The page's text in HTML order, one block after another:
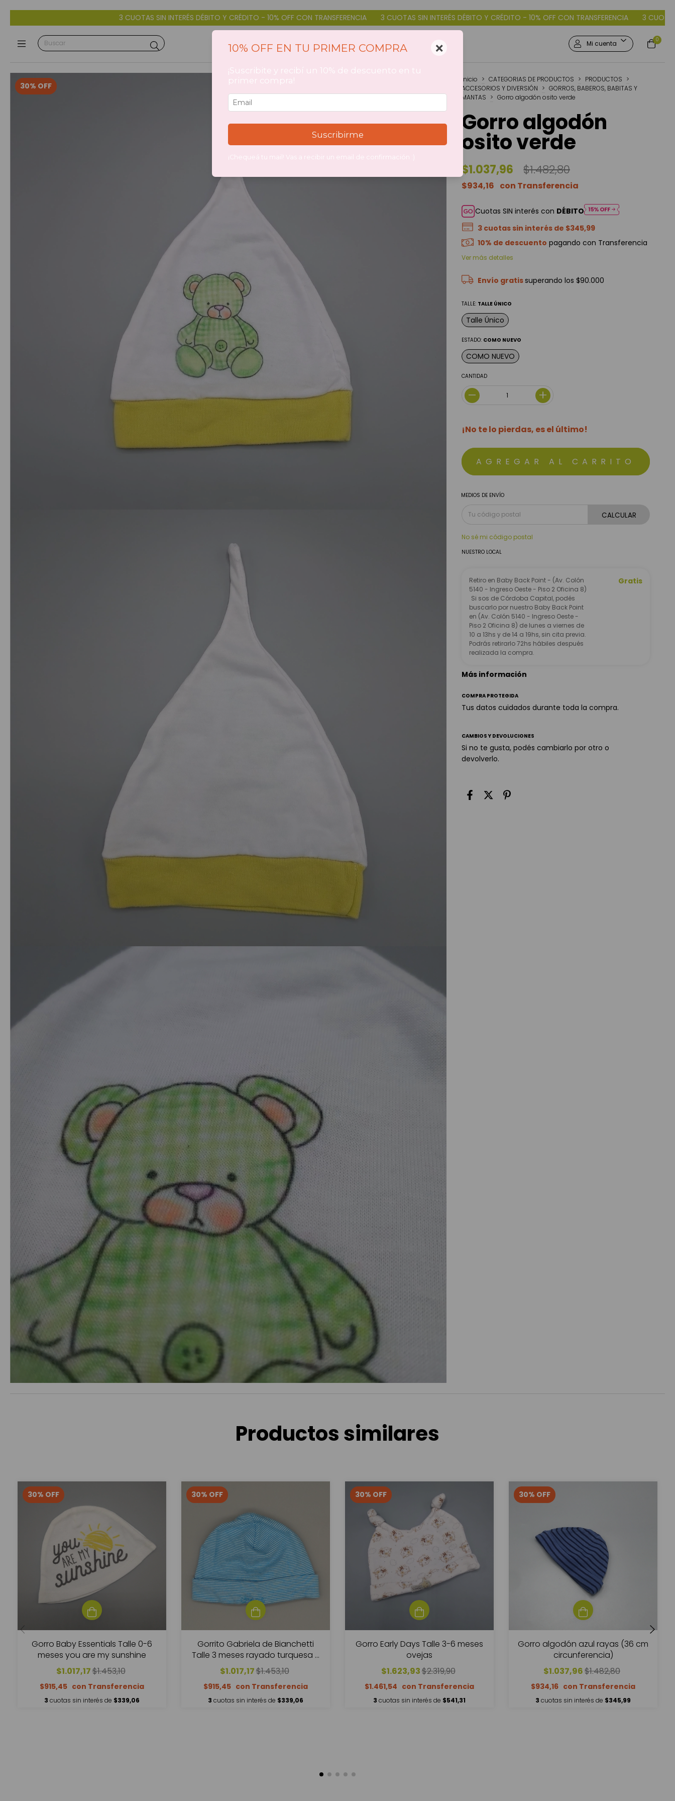
3 CUOTAS SIN INTERÉS DÉBITO Y CRÉDITO - 10% OFF CON TRANSFERENCIA 3 CUOTAS SIN INTERÉS DÉBITO Y CRÉDITO - 10% OFF CON TRANSFERENCIA 3 CUOTAS SIN INTERÉS DÉBITO Y
Mi cuenta 0
30% OFF
Inicio > CATEGORIAS DE PRODUCTOS > PRODUCTOS >
ACCESORIOS Y DIVERSIÓN > GORROS, BABEROS, BABITAS Y
MANTAS > Gorro algodón osito verde
Gorro algodón
osito verde
$1.037,96 $1.482,80
$934,16
Cuotas SIN interés con DÉBITO
3 cuotas sin interés de $345,99
10% de descuento pagando con Transferencia
Ver más detalles
Envío gratissuperando los $90.000
TALLE: TALLE ÚNICO
Talle Único
ESTADO: COMO NUEVO
COMO NUEVO
CANTIDAD
¡No te lo pierdas, es el último!
MEDIOS DE ENVÍO
CALCULAR
No sé mi código postal
NUESTRO LOCAL
Retiro en Baby Back Point - (Av. Colón
5140 - Ingreso Oeste - Piso 2 Oficina 8)
Si sos de Córdoba Capital, podés
buscarlo por nuestro Baby Back Point
en (Av. Colón 5140 - Ingreso Oeste -
Piso 2 Oficina 8) de lunes a viernes de
10 a 13hs y de 14 a 19hs, sin cita previa.
Podrás retirarlo 72hs hábiles después
realizada la compra.
Gratis
Más información
COMPRA PROTEGIDA
Tus datos cuidados durante toda la compra.
CAMBIOS Y DEVOLUCIONES
Si no te gusta, podés cambiarlo por otro o
devolverlo.
Productos similares
30% OFF
Gorro Baby Essentials Talle 0-6
meses you are my sunshine
$1.017,17$1.453,10
$915,45
3 cuotas sin interés de $339,06
30% OFF
Gorrito Gabriela de Bianchetti
Talle 3 meses rayado turquesa y
blanco
$1.017,17$1.453,10
$915,45
3 cuotas sin interés de $339,06
30% OFF
Gorro Early Days Talle 3-6 meses
ovejas
$1.623,93$2.319,90
$1.461,54
3 cuotas sin interés de $541,31
30% OFF
Gorro algodón azul rayas (36 cm
circunferencia)
$1.037,96$1.482,80
$934,16
3 cuotas sin interés de $345,99
10% OFF EN TU PRIMER COMPRA ×
¡Suscribite y recibí un 10% de descuento en tu
primer compra!
Suscribirme
¡Chequeá tu mail! Vas a recibir un email de confirmación :)